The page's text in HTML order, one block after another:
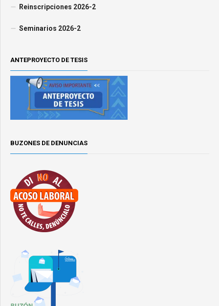
Reinscripciones 2026-2
Seminarios 2026-2
ANTEPROYECTO DE TESIS
BUZONES DE DENUNCIAS